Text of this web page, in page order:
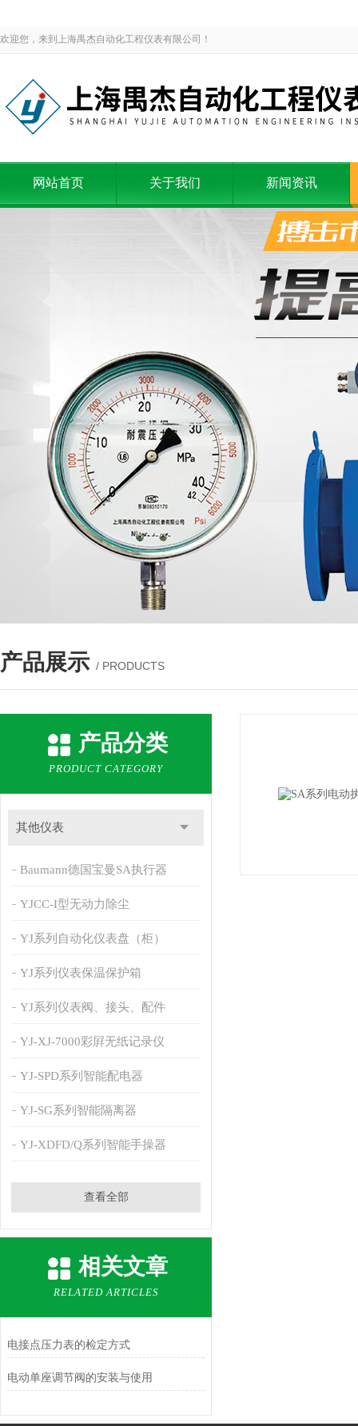
欢迎您，来到上海禺杰自动化工程仪表有限公司！
网站首页 关于我们 新闻资讯
产品展示 / PRODUCTS
产品分类
PRODUCT CATEGORY
其他仪表
Baumann德国宝曼SA执行器
YJCC-I型无动力除尘
YJ系列自动化仪表盘（柜）
YJ系列仪表保温保护箱
YJ系列仪表阀、接头、配件
YJ-XJ-7000彩屛无纸记录仪
YJ-SPD系列智能配电器
YJ-SG系列智能隔离器
YJ-XDFD/Q系列智能手操器
查看全部
相关文章
RELATED ARTICLES
电接点压力表的检定方式
电动单座调节阀的安装与使用